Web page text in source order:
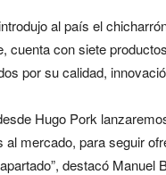
al país el
cuenta con siete
por su calidad,
Hugo Pork
al mercado, para seguir
destacó Manuel